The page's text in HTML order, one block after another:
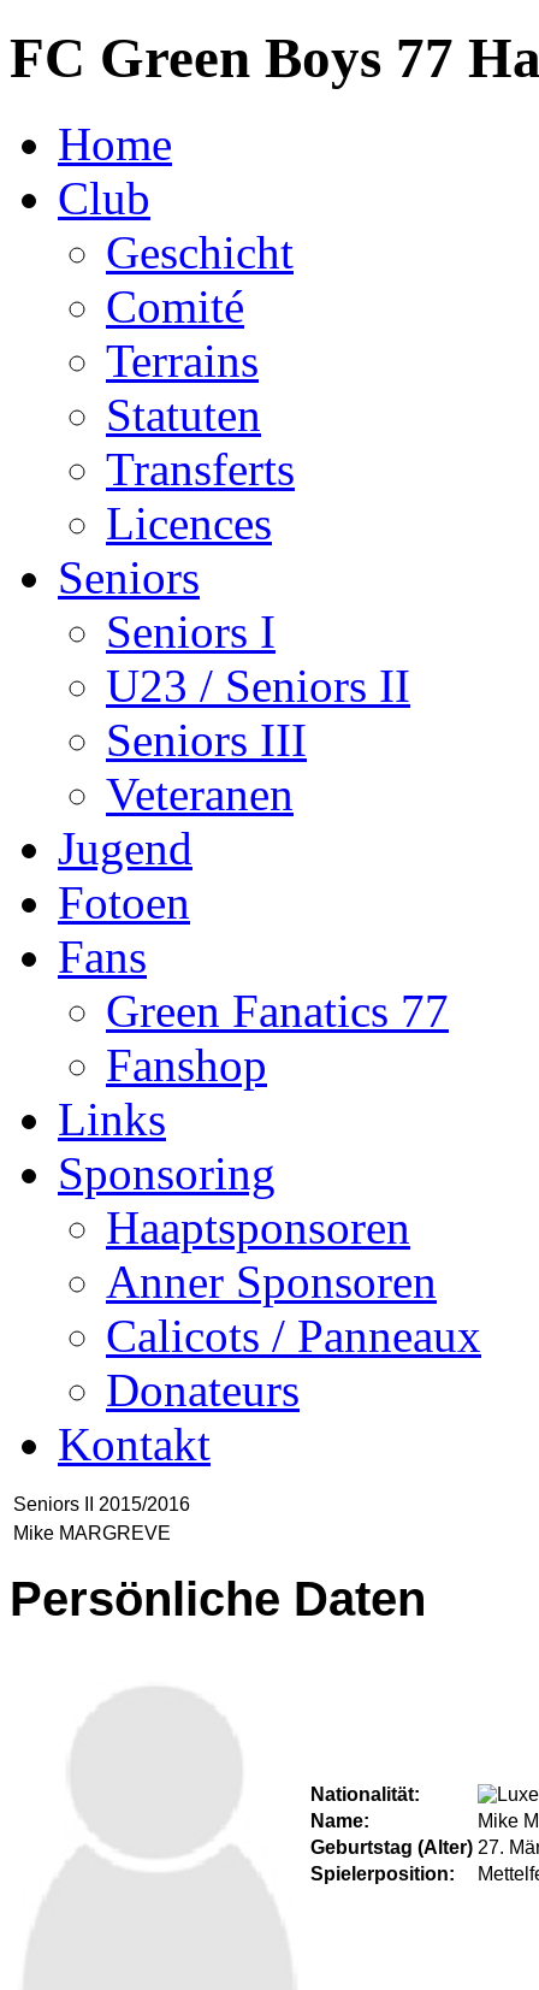
FC Green Boys 77
Home
Club
Geschicht
Comité
Terrains
Statuten
Transferts
Licences
Seniors
Seniors I
U23 / Seniors II
Seniors III
Veteranen
Jugend
Fotoen
Fans
Green Fanatics 77
Fanshop
Links
Sponsoring
Haaptsponsoren
Anner Sponsoren
Calicots / Panneaux
Donateurs
Kontakt
Seniors II 2015/2016
Mike MARGREVE
Persönliche Daten
Nationalität:
Name:
Mike
Geburtstag (Alter) 27.
Spielerposition: